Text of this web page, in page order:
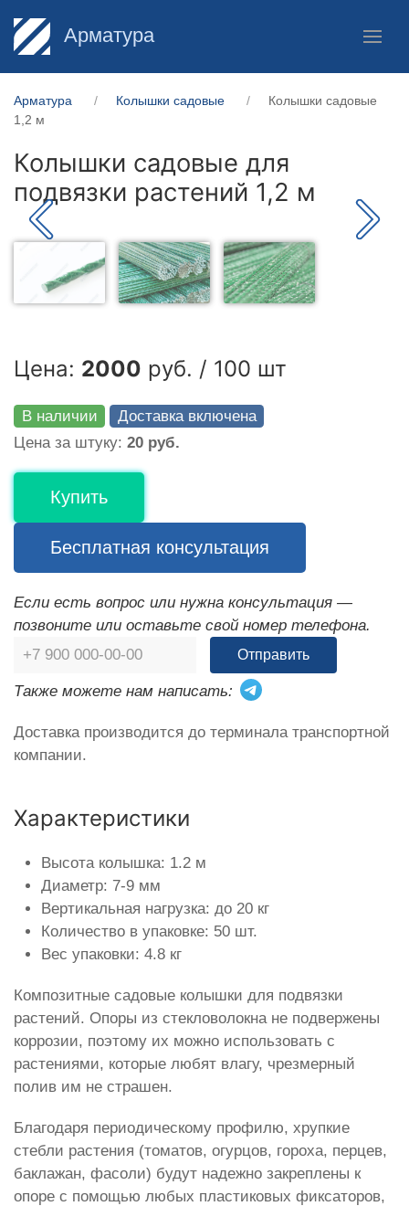
Арматура
Арматура Колышки садовые
Колышки садовые
1,2 м
Колышки садовые для
подвязки растений 1,2 м
Цена: 2000 руб. / 100 шт
В наличии
Доставка включена
Цена за штуку: 20 руб.
Купить
Бесплатная консультация
Если есть вопрос или нужна консультация —
позвоните или оставьте свой номер телефона.
Отправить
Также можете нам написать:
Доставка производится до терминала транспортной
компании.
Характеристики
Высота колышка: 1.2 м
Диаметр: 7-9 мм
Вертикальная нагрузка: до 20 кг
Количество в упаковке: 50 шт.
Вес упаковки: 4.8 кг
Композитные садовые колышки для подвязки
растений. Опоры из стекловолокна не подвержены
коррозии, поэтому их можно использовать с
растениями, которые любят влагу, чрезмерный
полив им не страшен.
Благодаря периодическому профилю, хрупкие
стебли растения (томатов, огурцов, гороха, перцев,
баклажан, фасоли) будут надежно закреплены к
опоре с помощью любых пластиковых фиксаторов,